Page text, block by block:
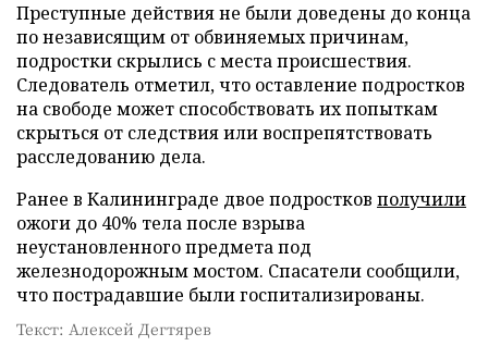
Преступные действия не были доведены до конца
по независящим от обвиняемых причинам,
подростки скрылись с места происшествия.
Следователь отметил, что оставление подростков
на свободе может способствовать их попыткам
скрыться от следствия или воспрепятствовать
расследованию дела.
Ранее в Калининграде двое подростков получили
ожоги до 40% тела после взрыва
неустановленного предмета под
железнодорожным мостом. Спасатели сообщили,
что пострадавшие были госпитализированы.
Текст: Алексей Дегтярев